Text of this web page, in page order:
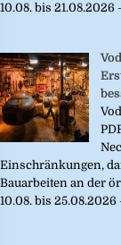
10.08. bis 21.08.2026
Einschränkungen,
Bauarbeiten an der
10.08. bis 25.08.2026